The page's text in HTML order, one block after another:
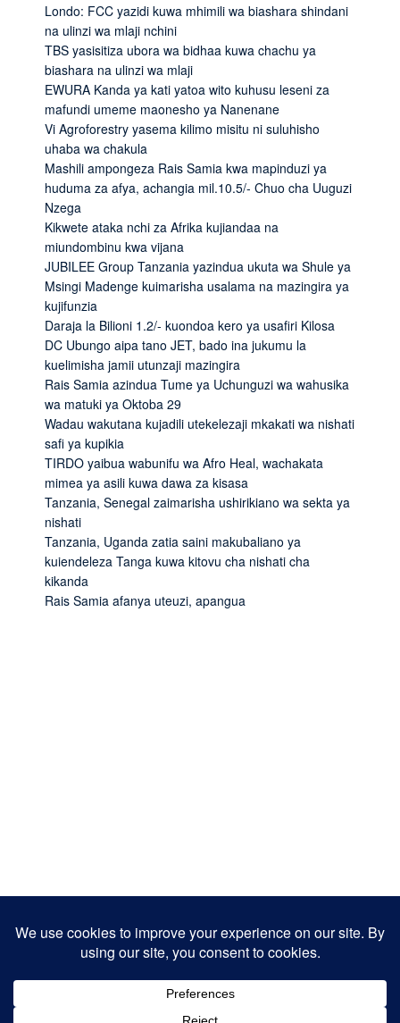
Londo: FCC yazidi kuwa mhimili wa biashara shindani
na ulinzi wa mlaji nchini
TBS yasisitiza ubora wa bidhaa kuwa chachu ya
biashara na ulinzi wa mlaji
EWURA Kanda ya kati yatoa wito kuhusu leseni za
mafundi umeme maonesho ya Nanenane
Vi Agroforestry yasema kilimo misitu ni suluhisho
uhaba wa chakula
Mashili ampongeza Rais Samia kwa mapinduzi ya
huduma za afya, achangia mil.10.5/- Chuo cha Uuguzi
Nzega
Kikwete ataka nchi za Afrika kujiandaa na
miundombinu kwa vijana
JUBILEE Group Tanzania yazindua ukuta wa Shule ya
Msingi Madenge kuimarisha usalama na mazingira ya
kujifunzia
Daraja la Bilioni 1.2/- kuondoa kero ya usafiri Kilosa
DC Ubungo aipa tano JET, bado ina jukumu la
kuelimisha jamii utunzaji mazingira
Rais Samia azindua Tume ya Uchunguzi wa wahusika
wa matuki ya Oktoba 29
Wadau wakutana kujadili utekelezaji mkakati wa nishati
safi ya kupikia
TIRDO yaibua wabunifu wa Afro Heal, wachakata
mimea ya asili kuwa dawa za kisasa
Tanzania, Senegal zaimarisha ushirikiano wa sekta ya
nishati
Tanzania, Uganda zatia saini makubaliano ya
kuiendeleza Tanga kuwa kitovu cha nishati cha
kikanda
Rais Samia afanya uteuzi, apangua